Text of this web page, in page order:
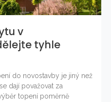
v
tyhle
do novostavby je jiný než
dají považovat za
topení poměrně